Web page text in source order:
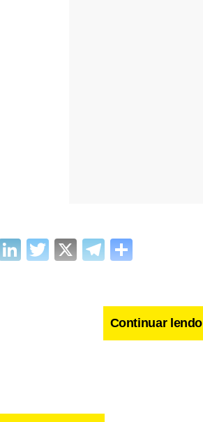
LinkedIn
Twitter
X Telegram
Continuar lendo